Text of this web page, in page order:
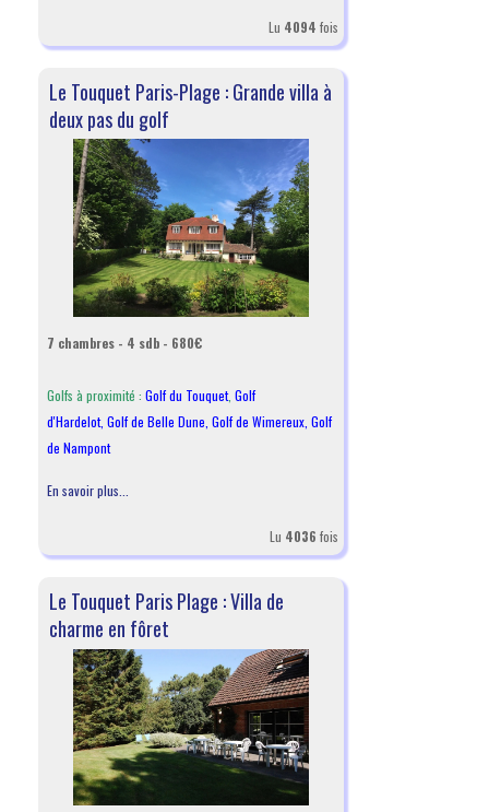
Lu 4094 fois
Le Touquet Paris-Plage : Grande villa à
deux pas du golf
7 chambres - 4 sdb - 680€
Golfs à proximité : Golf du Touquet, Golf
d'Hardelot, Golf de Belle Dune Golf de Wimereux, Golf
de Nampont
En savoir plus...
Lu 4036 fois
Le Touquet Paris Plage : Villa de
charme en fôret